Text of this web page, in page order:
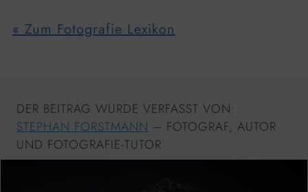
« Zum Fotografie Lexikon
DER BEITRAG WURDE VERFASST VON:
STEPHAN FORSTMANN – FOTOGRAF, AUTOR
UND FOTOGRAFIE-TUTOR